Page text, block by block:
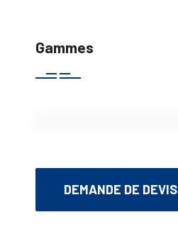
Gammes
DEMANDE DE DEVIS